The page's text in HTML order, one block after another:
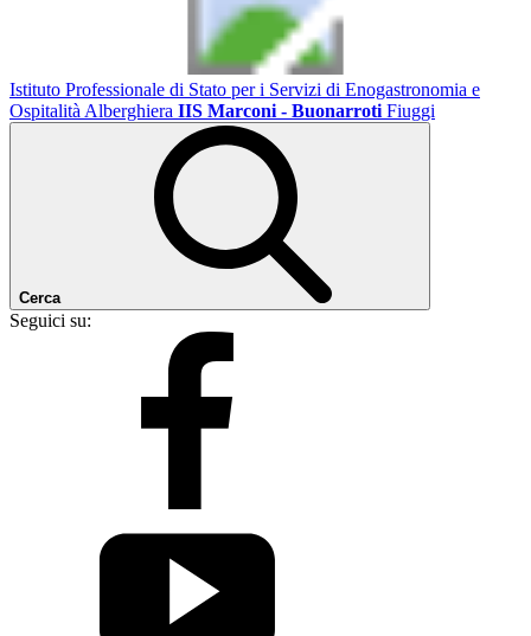
Istituto Professionale di Stato per i Servizi di Enogastronomia e
Ospitalità Alberghiera IIS Marconi - Buonarroti Fiuggi
Cerca
Seguici su: